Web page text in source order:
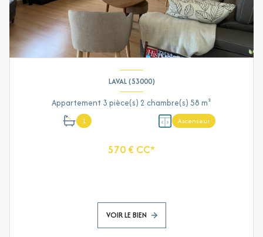
LAVAL (53000)
Appartement 3 pièce(s) 2 chambre(s) 58 m²
1 Ascenseur
570 € CC*
VOIR LE BIEN